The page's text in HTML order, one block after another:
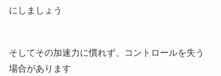
にしましょう
そしてその加速力に慣れず、コントロールを失う
場合があります